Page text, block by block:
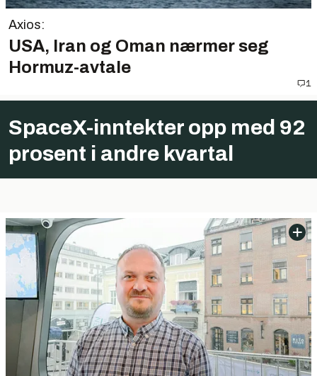
Axios:
USA, Iran og Oman nærmer seg
Hormuz-avtale
1
SpaceX-inntekter opp med 92
prosent i andre kvartal